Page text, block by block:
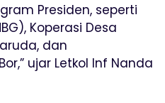
Presiden, seperti
Koperasi Desa
dan
ujar Letkol Inf Nanda